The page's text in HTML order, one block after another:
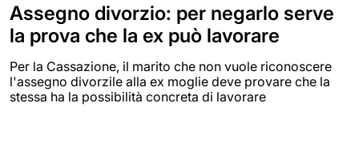
Assegno divorzio: per negarlo serve
la prova che la ex può lavorare
Per la Cassazione, il marito che non vuole riconoscere
l'assegno divorzile alla ex moglie deve provare che la
stessa ha la possibilità concreta di lavorare